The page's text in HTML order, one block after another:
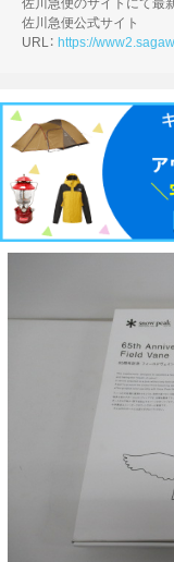
佐川急便公式サイト
URL： https://